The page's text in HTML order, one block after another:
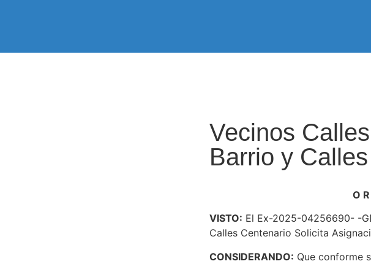
Vecinos
Barrio y Calles
O
VISTO: El Ex-2025-04256690- -
Calles Centenario Solicita
CONSIDERANDO: Que conforme